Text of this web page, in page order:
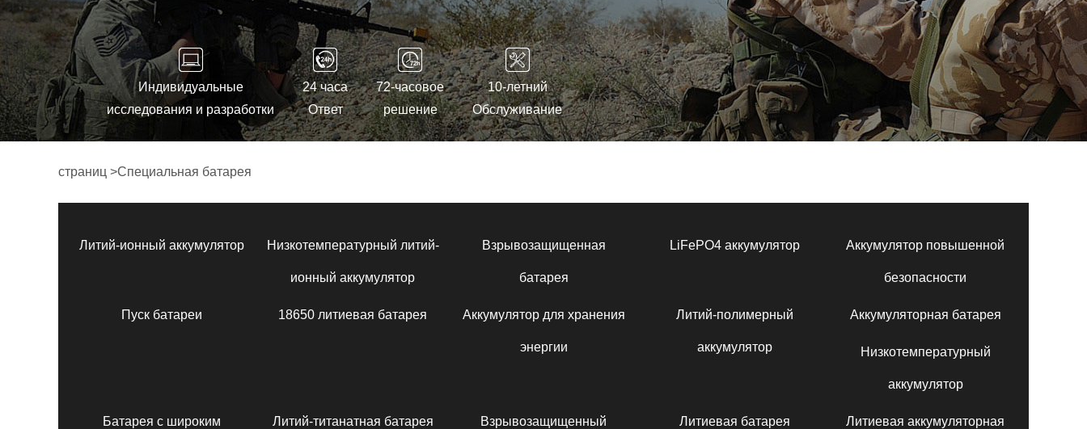
Индивидуальные
исследования и разработки
24 часа
Ответ
72-часовое
решение
10-летний
Обслуживание
страниц >Специальная батарея
Литий-ионный аккумулятор Низкотемпературный литий-
ионный аккумулятор
Взрывозащищенная
батарея
LiFePO4 аккумулятор Аккумулятор повышенной
безопасности
Пуск батареи 18650 литиевая батарея Аккумулятор для хранения
энергии
Литий-полимерный
аккумулятор
Аккумуляторная батарея
Низкотемпературный
аккумулятор
Батарея с широким Литий-титанатная батарея Взрывозащищенный Литиевая батарея Литиевая аккумуляторная